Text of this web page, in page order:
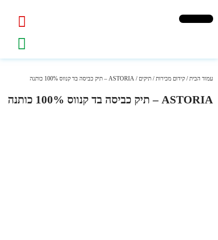
עמוד הבית/ קידום מכירות/ תיקים / ASTORIA – תיק כביסה בד קנווס 100% כותנה
ASTORIA – תיק כביסה בד קנווס 100% כותנה